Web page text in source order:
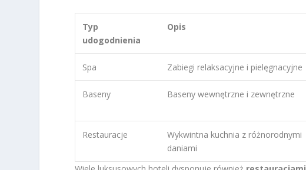
Typ
udogodnienia
Opis
Spa Zabiegi relaksacyjne i pielęgnacyjne
Baseny Baseny wewnętrzne i zewnętrzne
Restauracje
Wykwintna kuchnia z różnorodnymi
daniami